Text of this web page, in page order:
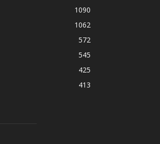
1090
1062
572
545
425
413